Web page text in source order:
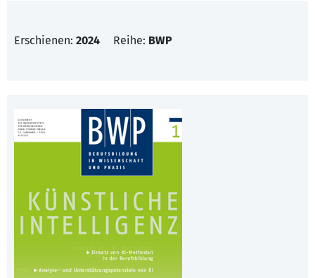
Erschienen: 2024 Reihe: BWP